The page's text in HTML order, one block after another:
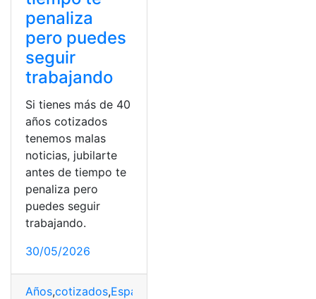
penaliza
pero puedes
seguir
trabajando
Si tienes más de 40
años cotizados
tenemos malas
noticias, jubilarte
antes de tiempo te
penaliza pero
puedes seguir
trabajando.
30/05/2026
Años,cotizados,España